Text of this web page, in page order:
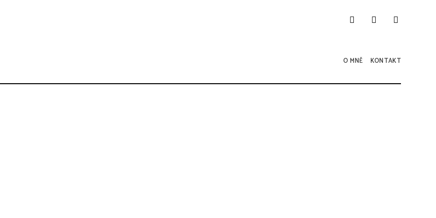
O MNĚ KONTAKT